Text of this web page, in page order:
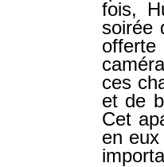
fois,
soirée
ces
et de
Cet
en